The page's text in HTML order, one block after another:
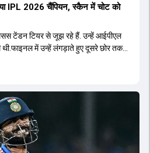
टेंडन टियर से जूझ रहे हैं. उन्हें आईपीएल
में उन्हें लंगड़ाते हुए दूसरे छोर तक